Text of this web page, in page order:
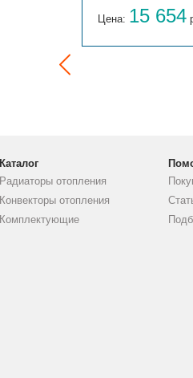
Цена: 15 654
Каталог
Радиаторы отопления
Конвекторы отопления
Комплектующие